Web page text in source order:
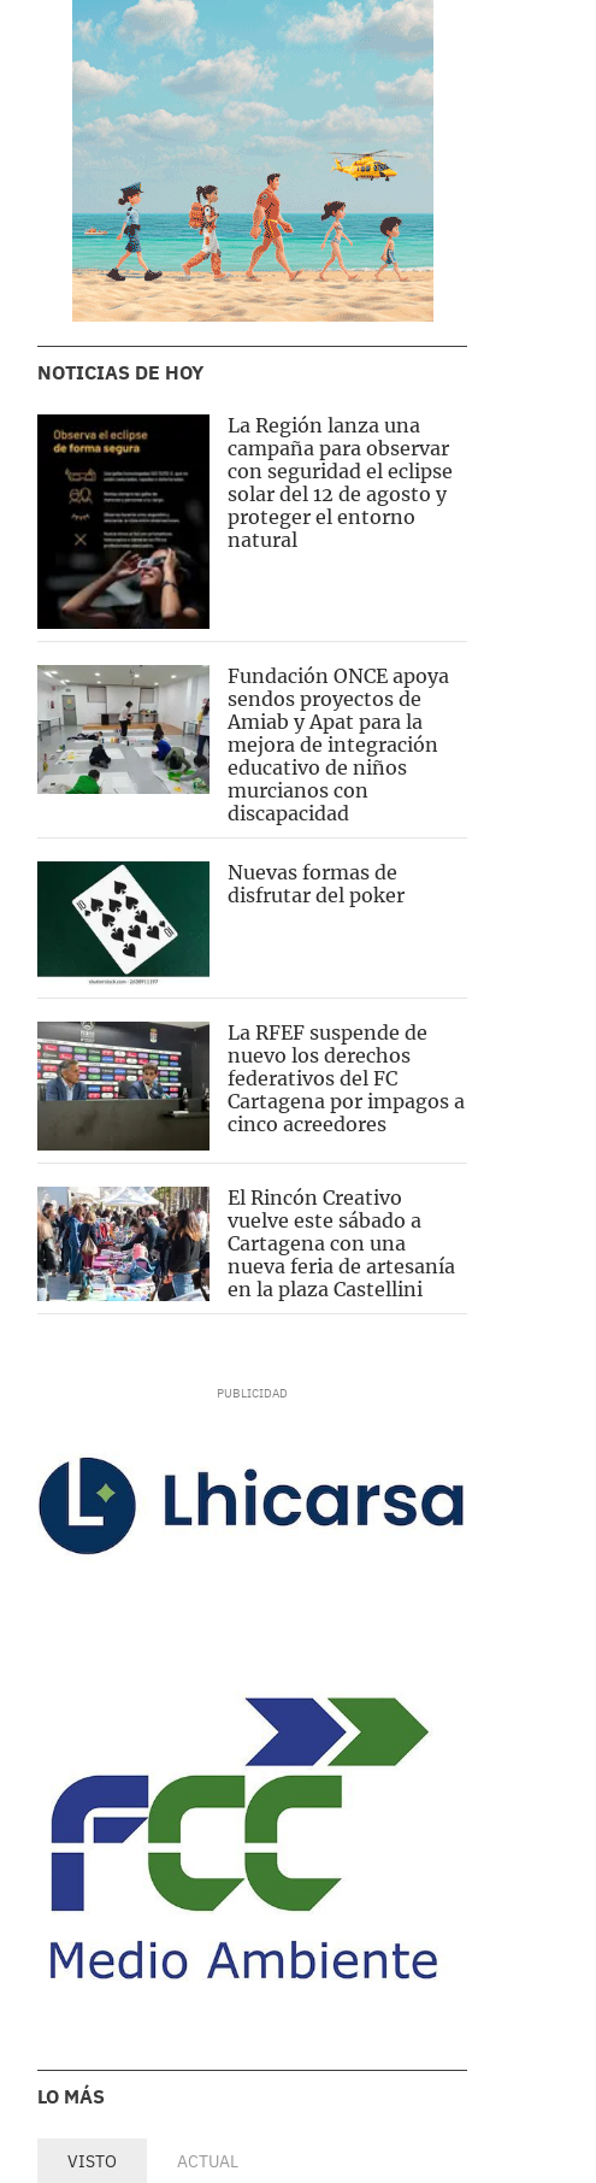
NOTICIAS DE HOY
La Región lanza una
campaña para observar
con seguridad el eclipse
solar del 12 de agosto y
proteger el entorno
natural
Fundación ONCE apoya
sendos proyectos de
Amiab y Apat para la
mejora de integración
educativo de niños
murcianos con
discapacidad
Nuevas formas de
disfrutar del poker
La RFEF suspende de
nuevo los derechos
federativos del FC
Cartagena por impagos a
cinco acreedores
El Rincón Creativo
vuelve este sábado a
Cartagena con una
nueva feria de artesanía
en la plaza Castellini
LO MÁS
VISTO ACTUAL